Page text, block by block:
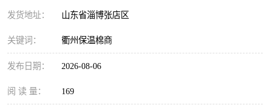
发货地址： 山东省淄博张店区
关键词： 衢州保温棉商
发布日期： 2026-08-06
阅 读 量： 169